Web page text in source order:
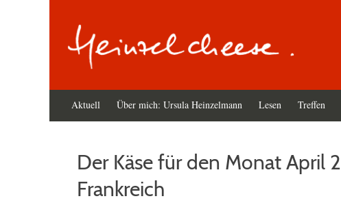
Primäres
Menü
Aktuell Über mich: Ursula Heinzelmann Lesen Treffen
Der Käse für den Monat April
Frankreich